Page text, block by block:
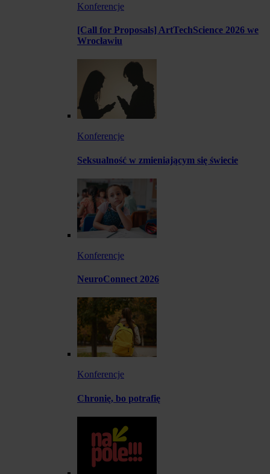
Konferencje
[Call for Proposals] ArtTechScience 2026 we
Wrocławiu
Konferencje
Seksualność w zmieniającym się świecie
Konferencje
NeuroConnect 2026
Konferencje
Chronię, bo potrafię